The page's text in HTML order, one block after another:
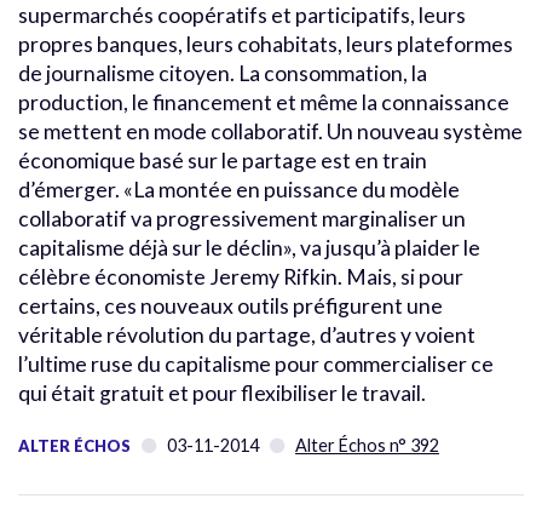
supermarchés coopératifs et participatifs, leurs
propres banques, leurs cohabitats, leurs plateformes
de journalisme citoyen. La consommation, la
production, le financement et même la connaissance
se mettent en mode collaboratif. Un nouveau système
économique basé sur le partage est en train
d’émerger. «La montée en puissance du modèle
collaboratif va progressivement marginaliser un
capitalisme déjà sur le déclin», va jusqu’à plaider le
célèbre économiste Jeremy Rifkin. Mais, si pour
certains, ces nouveaux outils préfigurent une
véritable révolution du partage, d’autres y voient
l’ultime ruse du capitalisme pour commercialiser ce
qui était gratuit et pour flexibiliser le travail.
ALTER ÉCHOS 03-11-2014 Alter Échos n° 392